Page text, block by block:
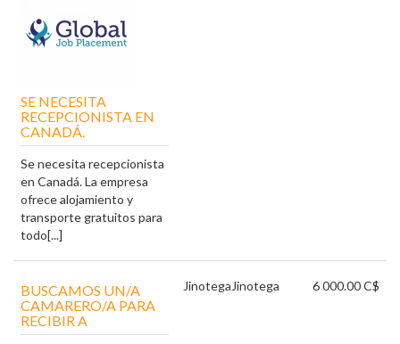
SE NECESITA
RECEPCIONISTA EN
CANADÁ.
Se necesita recepcionista
en Canadá. La empresa
ofrece alojamiento y
transporte gratuitos para
todo[...]
BUSCAMOS UN/A
CAMARERO/A PARA
RECIBIR A
Jinotega Jinotega 6 000.00 C$